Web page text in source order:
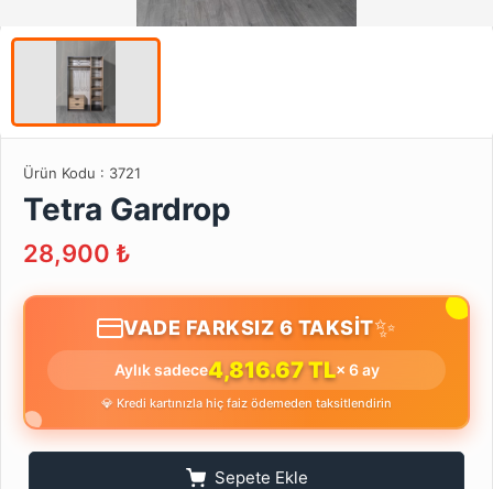
Ürün Kodu : 3721
Tetra Gardrop
28,900 ₺
VADE FARKSIZ 6 TAKSİT✨
Aylık sadece4,816.67 TL× 6 ay
💎 Kredi kartınızla hiç faiz ödemeden taksitlendirin
Sepete Ekle